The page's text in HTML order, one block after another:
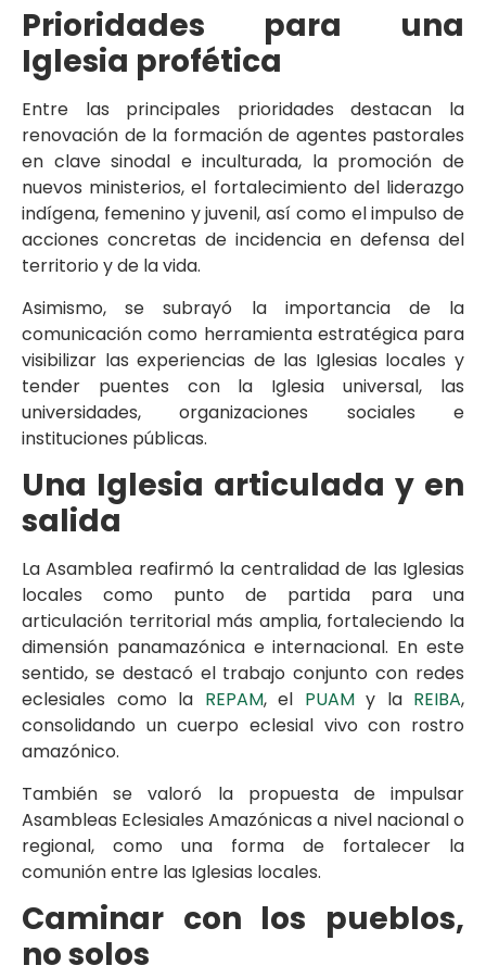
Prioridades para una
Iglesia profética
Entre las principales prioridades destacan la
renovación de la formación de agentes pastorales
en clave sinodal e inculturada, la promoción de
nuevos ministerios, el fortalecimiento del liderazgo
indígena, femenino y juvenil, así como el impulso de
acciones concretas de incidencia en defensa del
territorio y de la vida.
Asimismo, se subrayó la importancia de la
comunicación como herramienta estratégica para
visibilizar las experiencias de las Iglesias locales y
tender puentes con la Iglesia universal, las
universidades, organizaciones sociales e
instituciones públicas.
Una Iglesia articulada y en
salida
La Asamblea reafirmó la centralidad de las Iglesias
locales como punto de partida para una
articulación territorial más amplia, fortaleciendo la
dimensión panamazónica e internacional. En este
sentido, se destacó el trabajo conjunto con redes
eclesiales como la REPAM, el PUAMy la REIBA,
consolidando un cuerpo eclesial vivo con rostro
amazónico.
También se valoró la propuesta de impulsar
Asambleas Eclesiales Amazónicas a nivel nacional o
regional, como una forma de fortalecer la
comunión entre las Iglesias locales.
Caminar con los pueblos,
no solos